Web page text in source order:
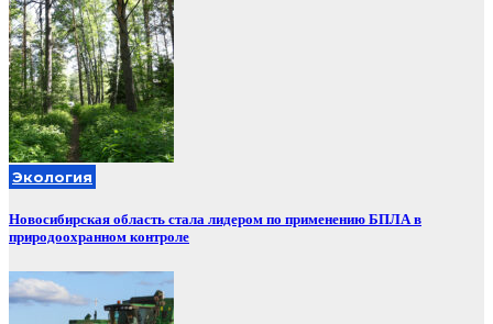
Экология
Новосибирская область стала лидером по применению БПЛА в
природоохранном контроле